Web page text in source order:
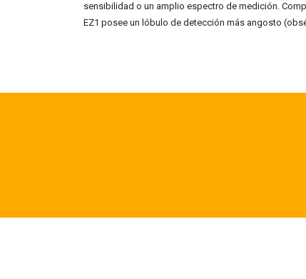
sensibilidad o un amplio espectro de medición.
EZ1 posee un lóbulo de detección más angosto